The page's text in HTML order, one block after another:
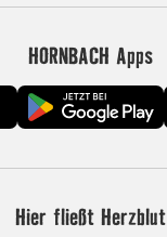
HORNBACH Apps
Hier fließt Herzblut